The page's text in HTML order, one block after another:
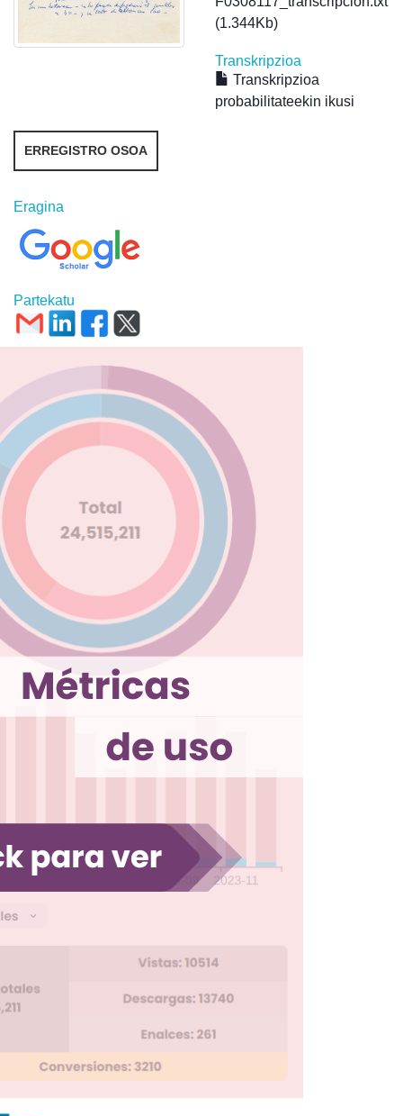
(1.344Kb)
Transkripzioa
Transkripzioa
probabilitateekin ikusi
ERREGISTRO OSOA
Eragina
Partekatu